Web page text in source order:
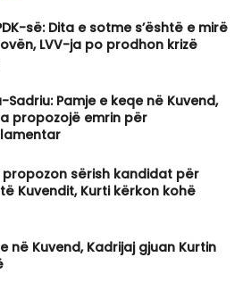
së: Dita e sotme s’është e mirë
LVV-ja po prodhon krizë
Sadriu: Pamje e keqe në Kuvend,
propozojë emrin për
propozon sërish kandidat për
Kuvendit, Kurti kërkon kohë
në Kuvend, Kadrijaj gjuan Kurtin